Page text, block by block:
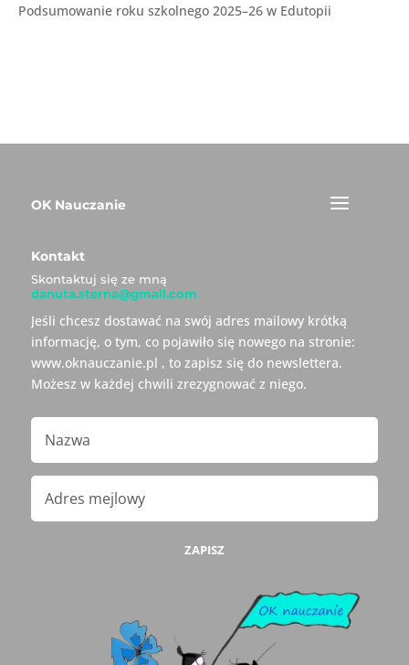
Podsumowanie roku szkolnego 2025–26 w Edutopii
OK Nauczanie
Kontakt
Skontaktuj się ze mną
danuta.sterna@gmail.com
Jeśli chcesz dostawać na swój adres mailowy krótką
informację, o tym, co pojawiło się nowego na stronie:
www.oknauczanie.pl , to zapisz się do newslettera.
Możesz w każdej chwili zrezygnować z niego.
ZAPISZ